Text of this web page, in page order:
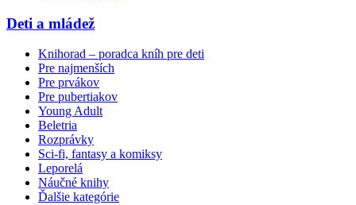
Deti a mládež
Knihorad – poradca kníh pre deti
Pre najmenších
Pre prvákov
Pre pubertiakov
Young Adult
Beletria
Rozprávky
Sci-fi, fantasy a komiksy
Leporelá
Náučné knihy
Ďalšie kategórie